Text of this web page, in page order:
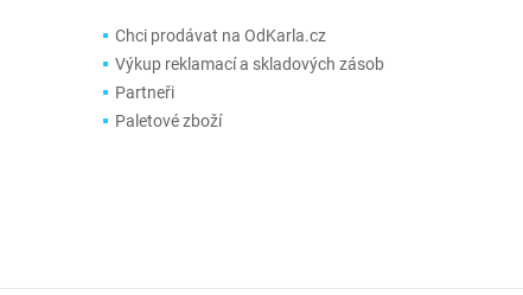
Chci prodávat na OdKarla.cz
Výkup reklamací a skladových zásob
Partneři
Paletové zboží